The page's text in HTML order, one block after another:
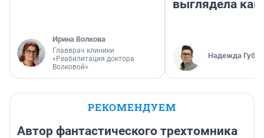
Ирина Волкова
Главврач клиники
«Реабилитация доктора
Волковой»
выглядела как
Надежда
РЕКОМЕНДУЕМ
Автор фантастического трехтомника